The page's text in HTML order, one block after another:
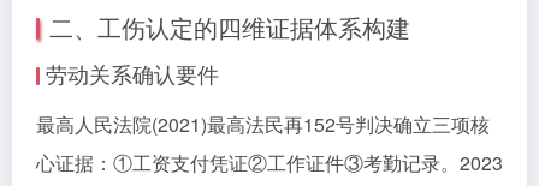
二、工伤认定的四维证据体系构建
劳动关系确认要件
最高人民法院(2021)最高法民再152号判决确立三项核
心证据：①工资支付凭证②工作证件③考勤记录。2023